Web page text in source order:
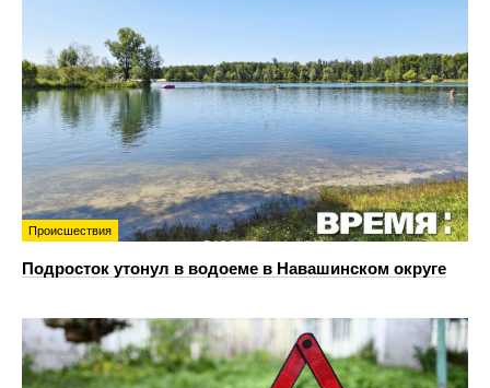
Происшествия
Подросток утонул в водоеме в Навашинском округе